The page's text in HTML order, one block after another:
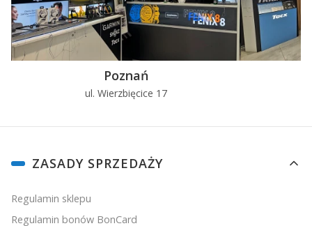
Poznań
ul. Wierzbięcice 17
Linki w stopce
ZASADY SPRZEDAŻY
Regulamin sklepu
Regulamin bonów BonCard